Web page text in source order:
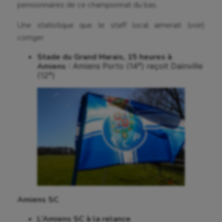
Baseball
Billard
Canoë-kayak
Cerf Volant
Cheerleading
Course à pied
Crossfit
Danse
Equitation
pensionnaires de ce championnat du bas.
Une statistique que le staff local aimerait (voir)
corriger.
Stade du Grand Marais, 15 heures à
Amiens : Amiens Porto (14e
) reçoit Dainville
e
Amiens SC
L’Amiens SC à la relance